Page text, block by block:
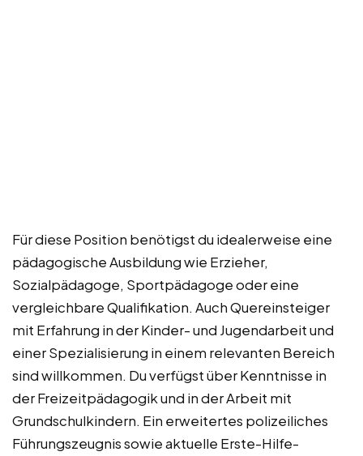
Für diese Position benötigst du idealerweise eine
pädagogische Ausbildung wie Erzieher,
Sozialpädagoge, Sportpädagoge oder eine
vergleichbare Qualifikation. Auch Quereinsteiger
mit Erfahrung in der Kinder- und Jugendarbeit und
einer Spezialisierung in einem relevanten Bereich
sind willkommen. Du verfügst über Kenntnisse in
der Freizeitpädagogik und in der Arbeit mit
Grundschulkindern. Ein erweitertes polizeiliches
Führungszeugnis sowie aktuelle Erste-Hilfe-